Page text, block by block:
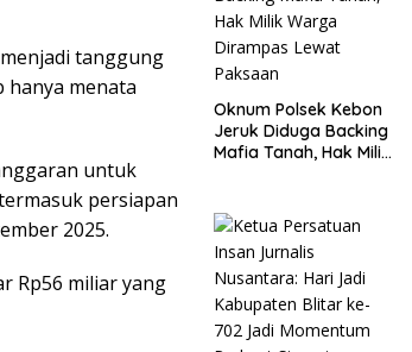
tanggung
hanya menata
untuk
persiapan
2025.
Rp56 miliar yang
Oknum Polsek Kebon
Jeruk Diduga Backing
Mafia Tanah, Hak Milik